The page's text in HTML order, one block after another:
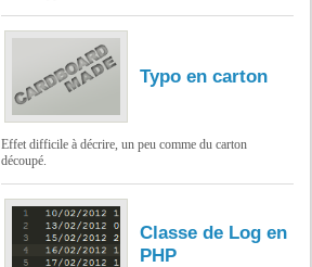
Typo en carton
Effet difficile à décrire, un peu comme du carton
découpé.
Classe de Log en
PHP